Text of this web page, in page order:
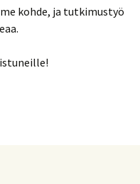
kohde, ja tutkimustyö